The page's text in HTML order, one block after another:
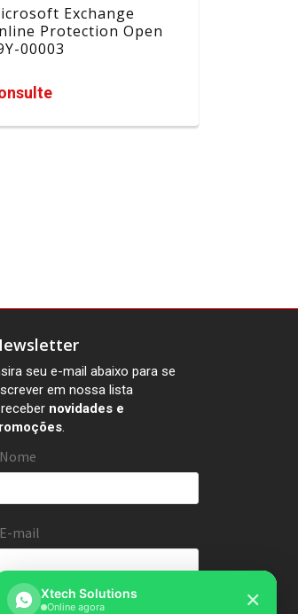
Exchange
Protection Open
00003
seu e-mail abaixo para se
em nossa lista
novidades e
.
Xtech Solutions
Online agora ✕